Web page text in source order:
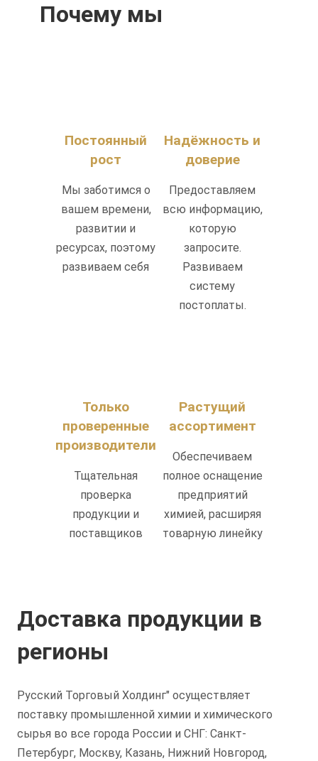
Почему мы
Постоянный
рост
Мы заботимся о
вашем времени,
развитии и
ресурсах, поэтому
развиваем себя
Надёжность и
доверие
Предоставляем
всю информацию,
которую
запросите.
Развиваем
систему
постоплаты.
Только
проверенные
производители
Тщательная
проверка
продукции и
поставщиков
Растущий
ассортимент
Обеспечиваем
полное оснащение
предприятий
химией, расширяя
товарную линейку
Доставка продукции в
регионы
Русский Торговый Холдинг" осуществляет
поставку промышленной химии и химического
сырья во все города России и СНГ: Санкт-
Петербург, Москву, Казань, Нижний Новгород,